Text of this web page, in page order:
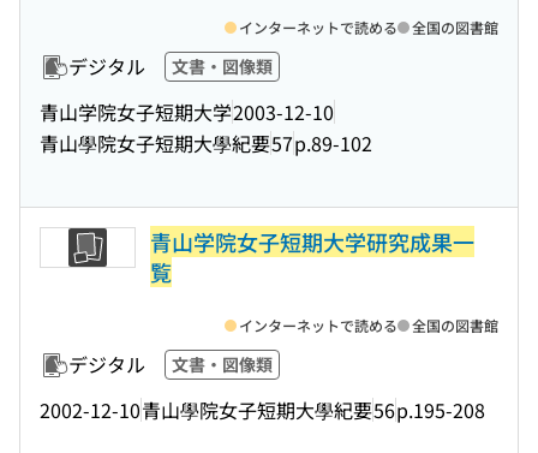
デジタル 文書・図像類
青山学院女子短期大学2003-12-10
青山學院女子短期大學紀要57p.89-102
インターネットで読める 全国の図書館
青山学院女子短期大学研究成果一
覧
デジタル 文書・図像類
2002-12-10青山學院女子短期大學紀要56p.195-208
インターネットで読める 全国の図書館